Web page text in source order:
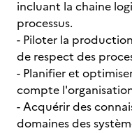
incluant la chaine
processus.
- Piloter la
de respect des
- Planifier et
compte
- Acquérir des
domaines des